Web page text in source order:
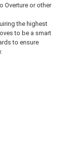
Overture or other
the highest
to be a smart
to ensure